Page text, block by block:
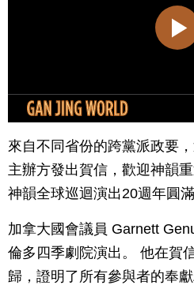
來自不同省份的跨黨派政要
主辦方發出賀信，歡迎神韻
神韻全球巡迴演出20週年圓滿
加拿大國會議員 Garnett
倫多四季劇院演出。 他在賀
歸，證明了所有參與者的奉